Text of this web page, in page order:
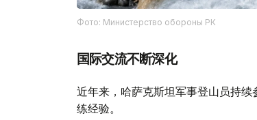
Фото: Министерство обороны РК
国际交流不断深化
近年来，哈萨克斯坦军事登山员持
练经验。